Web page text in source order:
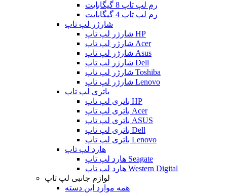
رم لپ تاپ 8 گیگابایت
رم لپ تاپ 4 گیگابایت
شارژر لپ تاپ
شارژر لپ تاپ HP
شارژر لپ تاپ Acer
شارژر لپ تاپ Asus
شارژر لپ تاپ Dell
شارژر لپ تاپ Toshiba
شارژر لپ تاپ Lenovo
باتری لپ تاپ
باتری لپ تاپ HP
باتری لپ تاپ Acer
باتری لپ تاپ ASUS
باتری لپ تاپ Dell
باتری لپ تاپ Lenovo
هارد لپ تاپ
هارد لپ تاپ Seagate
هارد لپ تاپ Western Digital
لوازم جانبی لپ تاپ
همه موارد این دسته